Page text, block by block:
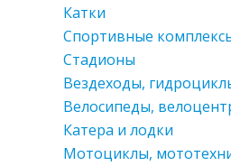
Катки
Спортивные
Стадионы
Вездеходы,
Велосипеды,
Катера и лодки
Мотоциклы,